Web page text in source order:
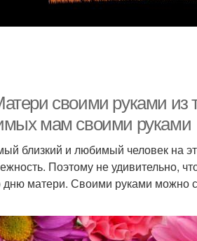
своими руками из
мам своими руками
близкий и любимый человек на
Поэтому не удивительно,
дню матери. Своими руками можно